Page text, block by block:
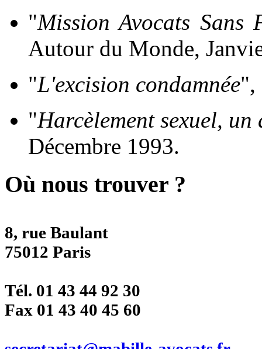
"Mission Avocats Sans
Autour du Monde,
"L'excision condamnée",
"Harcèlement sexuel,
Décembre 1993.
Où nous trouver ?
8, rue Baulant
75012 Paris
Tél. 01 43 44 92 30
Fax 01 43 40 45 60